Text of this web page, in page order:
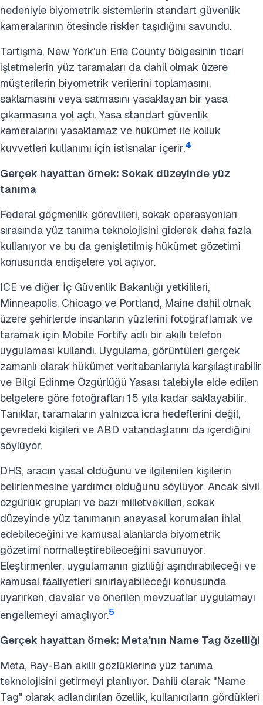
nedeniyle biyometrik sistemlerin standart güvenlik
kameralarının ötesinde riskler taşıdığını savundu.
Tartışma, New York'un Erie County bölgesinin ticari
işletmelerin yüz taramaları da dahil olmak üzere
müşterilerin biyometrik verilerini toplamasını,
saklamasını veya satmasını yasaklayan bir yasa
çıkarmasına yol açtı. Yasa standart güvenlik
kameralarını yasaklamaz ve hükümet ile kolluk
kuvvetleri kullanımı için istisnalar içerir.4
Gerçek hayattan örnek: Sokak düzeyinde yüz
tanıma
Federal göçmenlik görevlileri, sokak operasyonları
sırasında yüz tanıma teknolojisini giderek daha fazla
kullanıyor ve bu da genişletilmiş hükümet gözetimi
konusunda endişelere yol açıyor.
ICE ve diğer İç Güvenlik Bakanlığı yetkilileri,
Minneapolis, Chicago ve Portland, Maine dahil olmak
üzere şehirlerde insanların yüzlerini fotoğraflamak ve
taramak için Mobile Fortify adlı bir akıllı telefon
uygulaması kullandı. Uygulama, görüntüleri gerçek
zamanlı olarak hükümet veritabanlarıyla karşılaştırabilir
ve Bilgi Edinme Özgürlüğü Yasası talebiyle elde edilen
belgelere göre fotoğrafları 15 yıla kadar saklayabilir.
Tanıklar, taramaların yalnızca icra hedeflerini değil,
çevredeki kişileri ve ABD vatandaşlarını da içerdiğini
söylüyor.
DHS, aracın yasal olduğunu ve ilgilenilen kişilerin
belirlenmesine yardımcı olduğunu söylüyor. Ancak sivil
özgürlük grupları ve bazı milletvekilleri, sokak
düzeyinde yüz tanımanın anayasal korumaları ihlal
edebileceğini ve kamusal alanlarda biyometrik
gözetimi normalleştirebileceğini savunuyor.
Eleştirmenler, uygulamanın gizliliği aşındırabileceği ve
kamusal faaliyetleri sınırlayabileceği konusunda
uyarırken, davalar ve önerilen mevzuatlar uygulamayı
engellemeyi amaçlıyor.5
Gerçek hayattan örnek: Meta'nın Name Tag özelliği
Meta, Ray-Ban akıllı gözlüklerine yüz tanıma
teknolojisini getirmeyi planlıyor. Dahili olarak "Name
Tag" olarak adlandırılan özellik, kullanıcıların gördükleri